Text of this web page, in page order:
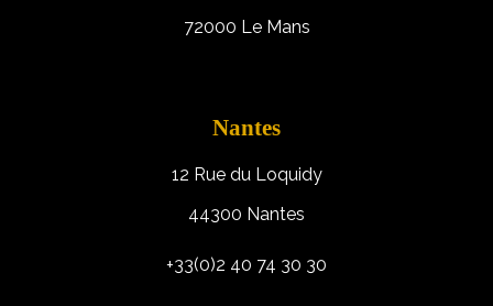
72000 Le Mans
Nantes
12 Rue du Loquidy
44300 Nantes
+33(0)2 40 74 30 30